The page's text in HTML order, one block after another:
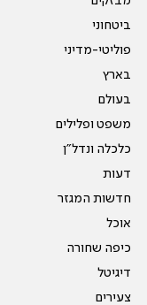
ביטחוני
פוליטי-מדיני
בארץ
בעולם
משפט ופלילים
כלכלה ונדל"ן
דעות
חדשות המגזר
אוכל
כיפה שחורה
דיגיטל
צעירים